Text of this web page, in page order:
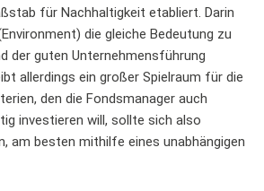
für Nachhaltigkeit etabliert. Darin
die gleiche Bedeutung zu
der guten Unternehmensführung
allerdings ein großer Spielraum für die
den die Fondsmanager auch
investieren will, sollte sich also
am besten mithilfe eines unabhängigen